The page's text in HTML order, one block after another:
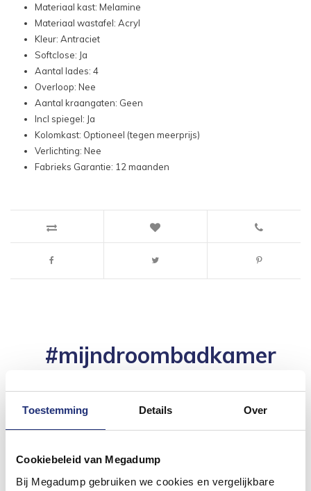
Toestemming Details Over
Cookiebeleid van Megadump
Bij Megadump gebruiken we cookies en vergelijkbare
Materiaal kast: Melamine
Materiaal wastafel: Acryl
Kleur: Antraciet
Softclose: Ja
Aantal lades: 4
Overloop: Nee
Aantal kraangaten: Geen
Incl spiegel: Ja
Kolomkast: Optioneel (tegen meerprijs)
Verlichting: Nee
Fabrieks Garantie: 12 maanden
#mijndroombadkamer
badkamer op Instagram met #mijndroombadkamer
inspirerende omgeving vol met unieke